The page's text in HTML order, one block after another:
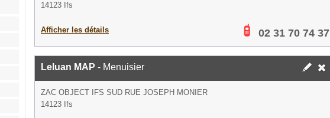
14123 Ifs
Afficher les détails 02 31 70 74 37
Leluan MAP - Menuisier
ZAC OBJECT IFS SUD RUE JOSEPH MONIER
14123 Ifs